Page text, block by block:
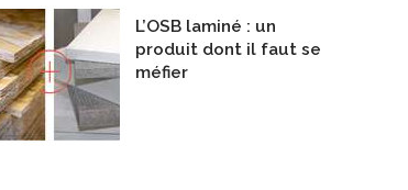
L’OSB laminé : un
produit dont il faut se
méfier